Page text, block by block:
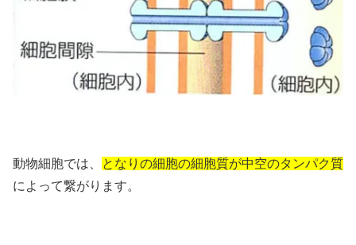
動物細胞では、
となりの細胞の細胞質が中空のタンパク質
によって繋がります。